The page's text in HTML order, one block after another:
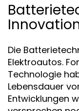
Die
Elektroautos.
Technologie
Lebensdauer
Entwicklungen